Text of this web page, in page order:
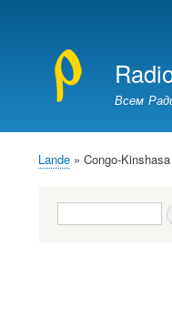
Всем
Brødkrumme
Lande Congo-Kinshasa
Søg